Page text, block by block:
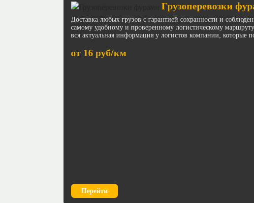
Грузоперевозки
Доставка любых грузов с гарантией сохранности и
самому удобному и проверенному логистическому
вся актуальная информация у логистов компании, которые
от 16 руб/км
Перейти